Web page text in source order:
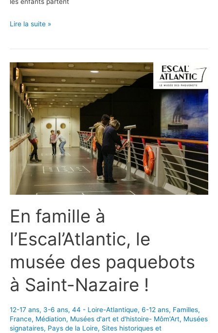
les enfants partent
En
au
!
Lire la suite »
En famille à
l’Escal’Atlantic, le
musée des paquebots
à Saint-Nazaire !
12-17 ans, 3-6 ans, 44 - Loire-Atlantique, 6-12 ans, Familles,
France, Médiation, Musées d'art et d'histoire- Môm'Art, Musées
signataires, Pays de la Loire, Sites historiques et